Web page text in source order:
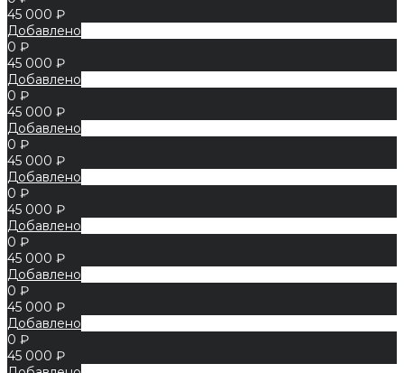
45 000 ₽
Добавлено
0 ₽
45 000 ₽
Добавлено
0 ₽
45 000 ₽
Добавлено
0 ₽
45 000 ₽
Добавлено
0 ₽
45 000 ₽
Добавлено
0 ₽
45 000 ₽
Добавлено
0 ₽
45 000 ₽
Добавлено
0 ₽
45 000 ₽